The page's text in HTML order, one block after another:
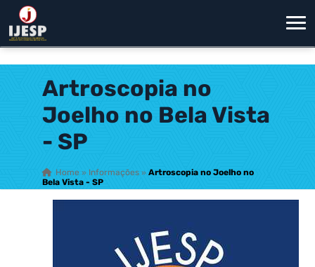
Artroscopia no
Joelho no Bela Vista
- SP
Home » Informações » Artroscopia no Joelho no
Bela Vista - SP